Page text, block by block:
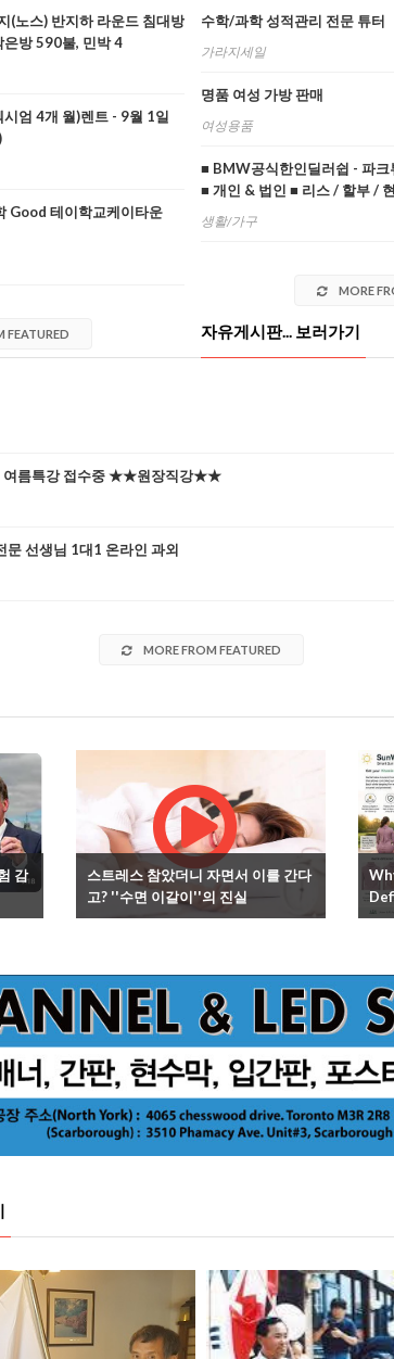
(노스) 반지하 라운드 침대방
은방 590불, 민박 4
엄 4개 월)렌트 - 9월 1일
Good 테이학교케이타운
FEATURED
수학/과학 성적관리 전문 튜터
가라지세일
명품 여성 가방 판매
여성용품
■ BMW공식한인딜러쉽 - 파
■ 개인 & 법인 ■ 리스 / 할부 /
■
생활/가구
MORE
자유게시판... 보러가기
여름특강 접수중 ★★원장직강★★
문 선생님 1대1 온라인 과외
MORE FROM FEATURED
감
스트레스 참았더니 자면서 이를 간다
고? ''수면 이갈이''의 진실